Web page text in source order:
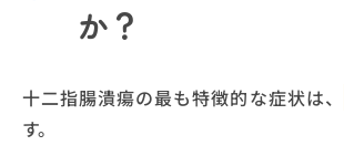
か？
十二指腸潰瘍の最も特徴的な症状は、
す。